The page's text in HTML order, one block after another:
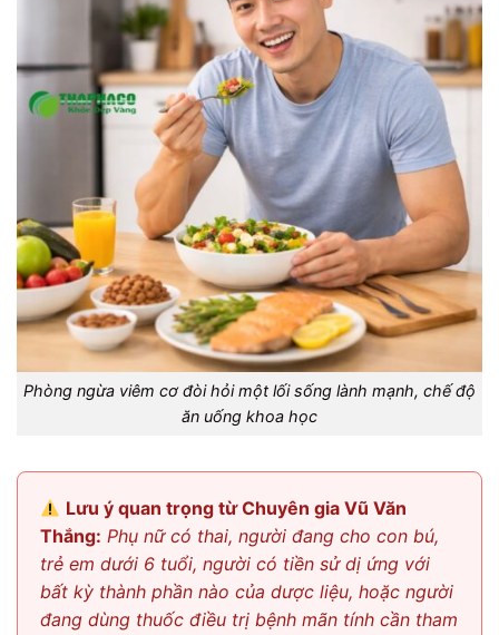
Phòng ngừa viêm cơ đòi hỏi một lối sống lành mạnh, chế độ
ăn uống khoa học
Lưu ý quan trọng từ Chuyên gia Vũ Văn
Thắng: Phụ nữ có thai, người đang cho con bú,
trẻ em dưới 6 tuổi, người có tiền sử dị ứng với
bất kỳ thành phần nào của dược liệu, hoặc người
đang dùng thuốc điều trị bệnh mãn tính cần tham